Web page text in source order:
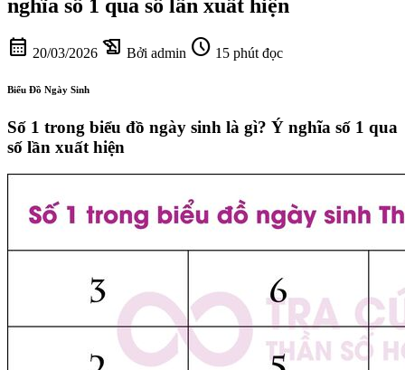
nghĩa số 1 qua số lần xuất hiện
calendar_month 20/03/2026 history_edu Bởi admin schedule 15 phút đọc
Biểu Đồ Ngày Sinh
Số 1 trong biểu đồ ngày sinh là gì? Ý nghĩa số 1 qua
số lần xuất hiện